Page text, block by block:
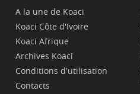
A la une de Koaci
Koaci Côte d'Ivoire
Koaci Afrique
Archives Koaci
Conditions d'utilisation
Contacts